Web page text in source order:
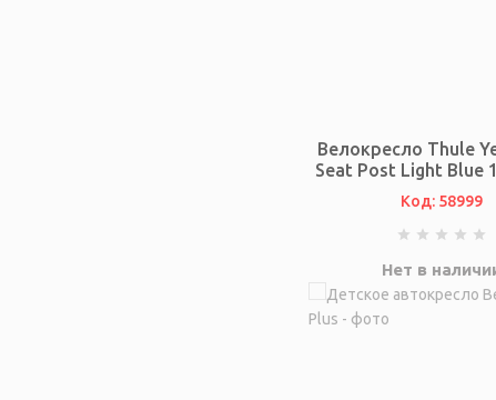
Велокресло Thule
Seat Post Light Blue
Код: 58999
Нет в